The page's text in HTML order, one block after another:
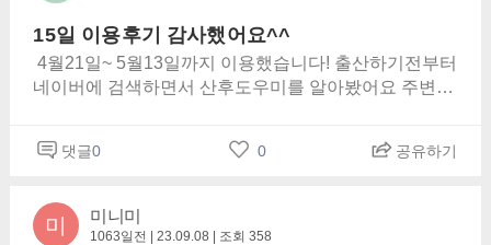
15일 이용후기 감사했어요^^
4월21일~ 5월13일까지 이용했습니다! 출산하기전부터
네이버에 검색하면서 산후도우미를 알아봤어요 주변에
했어요~ 근데 또 업체가 괜찮더라도 집에오는 산후도우
요 ㅠ 업체에서 원하시는 사항있는지 물어보셔도 아는
게 없어서 5년이상 경력직정도밖에 얘기를 못했네요.
댓글0 0 공유하기
미 미니미
1063일전 | 23.09.08 | 조회 358